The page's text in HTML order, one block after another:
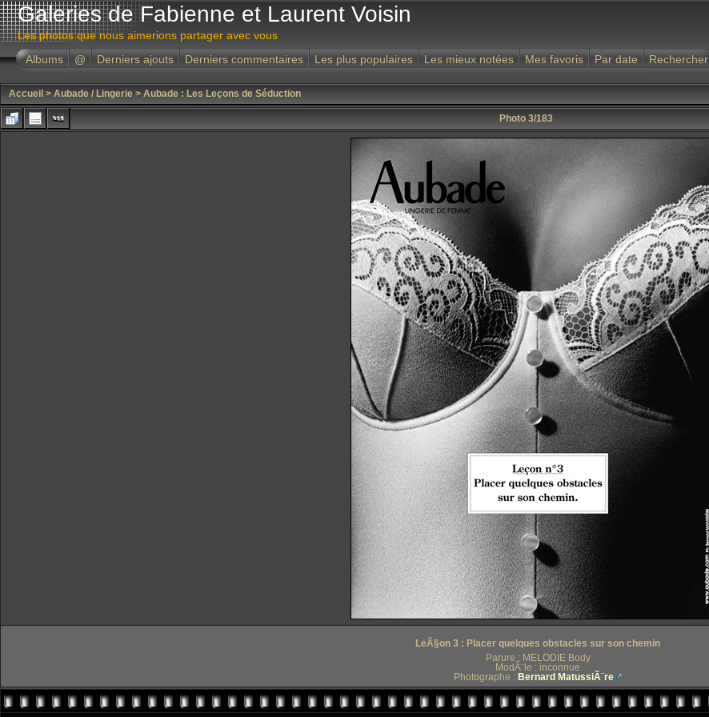
Galeries de Fabienne et Laurent Voisin
Les photos que nous aimerions partager avec vous
Albums
@ Derniers ajouts Derniers commentaires Les plus populaires Les mieux notées Mes favoris Par date Rechercher
Accueil > Aubade / Lingerie > Aubade : Les Leçons de Séduction
Photo 3/183
LeÃ§on 3 : Placer quelques obstacles sur son chemin
Parure : MELODIE Body
ModÃ¨le : inconnue
Photographe : Bernard MatussiÃ¨re